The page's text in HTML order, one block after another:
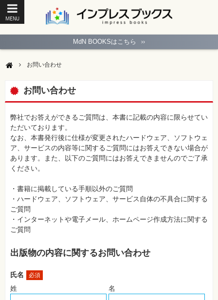
MENU
ペ
ジ
ソ
コ
ン
フ
ト
モ
バ
イ
ル・
ス
フ
ォ
ン・
SNS
作
成・
ケ
ィ
ン
MdN BOOKSはこちら ››
お問い合わせ
お問い合わせ
弊社でお答えができるご質問は、本書に記載の内容に限らせてい
ただいております。
なお、本書発行後に仕様が変更されたハードウェア、ソフトウェ
ア、サービスの内容等に関するご質問にはお答えできない場合が
あります。また、以下のご質問にはお答えできませんのでご了承
ください。
・書籍に掲載している手順以外のご質問
・ハードウェア、ソフトウェア、サービス自体の不具合に関する
ご質問
・インターネットや電子メール、ホームページ作成方法に関する
ご質問
出版物の内容に関するお問い合わせ
氏名 必須
姓 名